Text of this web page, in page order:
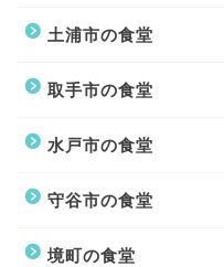
土浦市の食堂
取手市の食堂
水戸市の食堂
守谷市の食堂
境町の食堂